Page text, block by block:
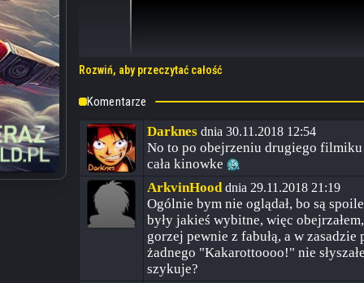
Dodatkowo Bandai Namco zaprezentowało 30 sekundowy
przez Son Goku i Vegetę w wyniku fuzji, który zmierzy się z
Rozwiń, aby przeczytać całość
Komentarze
Darknes dnia 30.11.2018 12:54
No to po obejrzeniu drugiego
cała kinowke
ArkvinHood dnia 29.11.2018 21:19
Ogólnie bym nie oglądał, bo są
były jakieś wybitne, więc
gorzej pewnie z fabułą, a w
żadnego "Kakarottoooo!" nie
szykuje?